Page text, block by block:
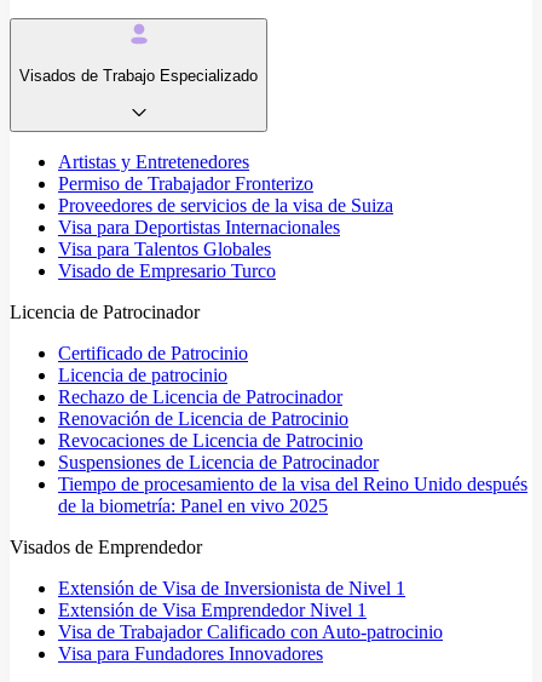
Visados de Trabajo Especializado
Artistas y Entretenedores
Permiso de Trabajador Fronterizo
Proveedores de servicios de la visa de Suiza
Visa para Deportistas Internacionales
Visa para Talentos Globales
Visado de Empresario Turco
Licencia de Patrocinador
Certificado de Patrocinio
Licencia de patrocinio
Rechazo de Licencia de Patrocinador
Renovación de Licencia de Patrocinio
Revocaciones de Licencia de Patrocinio
Suspensiones de Licencia de Patrocinador
Tiempo de procesamiento de la visa del Reino Unido después
de la biometría: Panel en vivo 2025
Visados de Emprendedor
Extensión de Visa de Inversionista de Nivel 1
Extensión de Visa Emprendedor Nivel 1
Visa de Trabajador Calificado con Auto-patrocinio
Visa para Fundadores Innovadores